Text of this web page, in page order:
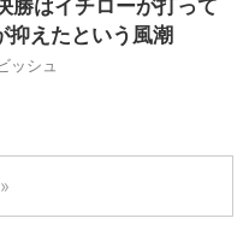
はイチローが打って
抑えたという風潮
ッシュ